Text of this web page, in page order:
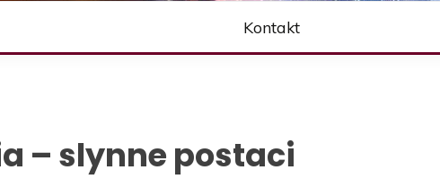
Kontakt
– slynne postaci